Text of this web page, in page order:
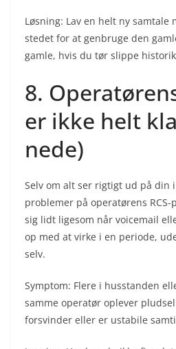
Løsning: Lav en helt ny samtale
stedet for at genbruge den
gamle, hvis du tør slippe
8.
er ikke helt
nede)
Selv om alt ser rigtigt ud på din
problemer på operatørens
sig lidt ligesom når voicemail
op med at virke i en periode,
selv.
Symptom: Flere i husstanden
samme operatør oplever
forsvinder eller er ustabile